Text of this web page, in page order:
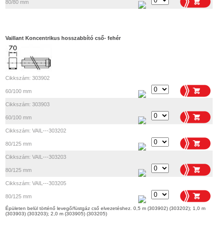
80/80 mm
Vaillant Koncentrikus hosszabbító cső- fehér
Cikkszám: 303902
60/100 mm
Cikkszám: 303903
60/100 mm
Cikkszám: VAIL---303202
80/125 mm
Cikkszám: VAIL---303203
80/125 mm
Cikkszám: VAIL---303205
80/125 mm
Épületen belül történő levegő/füstgáz cső elvezetéshez. 0,5 m (303902) (303202); 1,0 m
(303903) (303203); 2,0 m (303905) (303205)